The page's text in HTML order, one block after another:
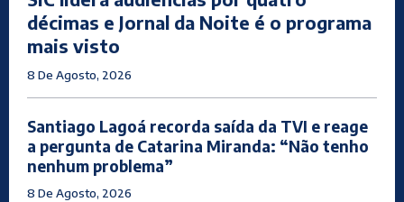
décimas e Jornal da Noite é o programa
mais visto
8 De Agosto, 2026
Santiago Lagoá recorda saída da TVI e reage
a pergunta de Catarina Miranda: “Não tenho
nenhum problema”
8 De Agosto, 2026